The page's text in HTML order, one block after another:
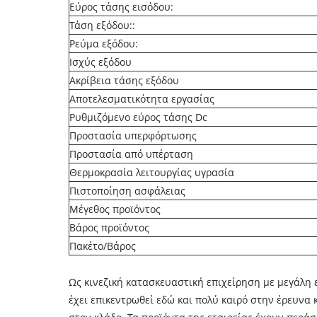
Εύρος τάσης εισόδου:
Τάση εξόδου::
Ρεύμα εξόδου:
Ισχύς εξόδου
Ακρίβεια τάσης εξόδου
Αποτελεσματικότητα εργασίας
Ρυθμιζόμενο εύρος τάσης Dc
Προστασία υπερφόρτωσης
Προστασία από υπέρταση
Θερμοκρασία λειτουργίας υγρασία
Πιστοποίηση ασφάλειας
Μέγεθος προϊόντος
Βάρος προϊόντος
Πακέτο/Βάρος
Ως κινεζική κατασκευαστική επιχείρηση με
έχει επικεντρωθεί εδώ και πολύ καιρό στην